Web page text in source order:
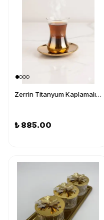
Zerrin Titanyum Kaplamalı 6 Kişilik 12 Parça Çay Seti,Çeyizlik,Hediyelik Bulaşık Makinasında Yıkanır
₺ 885.00